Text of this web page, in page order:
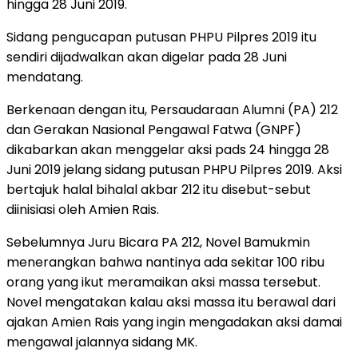
hingga 28 Juni 2019.
Sidang pengucapan putusan PHPU Pilpres 2019 itu
sendiri dijadwalkan akan digelar pada 28 Juni
mendatang.
Berkenaan dengan itu, Persaudaraan Alumni (PA) 212
dan Gerakan Nasional Pengawal Fatwa (GNPF)
dikabarkan akan menggelar aksi pads 24 hingga 28
Juni 2019 jelang sidang putusan PHPU Pilpres 2019. Aksi
bertajuk halal bihalal akbar 212 itu disebut-sebut
diinisiasi oleh Amien Rais.
Sebelumnya Juru Bicara PA 212, Novel Bamukmin
menerangkan bahwa nantinya ada sekitar 100 ribu
orang yang ikut meramaikan aksi massa tersebut.
Novel mengatakan kalau aksi massa itu berawal dari
ajakan Amien Rais yang ingin mengadakan aksi damai
mengawal jalannya sidang MK.